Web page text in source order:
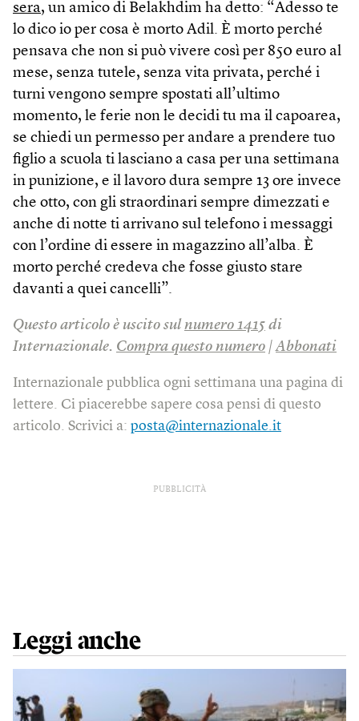
sera, un amico di Belakhdim ha detto: “Adesso te
lo dico io per cosa è morto Adil. È morto perché
pensava che non si può vivere così per 850 euro al
mese, senza tutele, senza vita privata, perché i
turni vengono sempre spostati all’ultimo
momento, le ferie non le decidi tu ma il capoarea,
se chiedi un permesso per andare a prendere tuo
figlio a scuola ti lasciano a casa per una settimana
in punizione, e il lavoro dura sempre 13 ore invece
che otto, con gli straordinari sempre dimezzati e
anche di notte ti arrivano sul telefono i messaggi
con l’ordine di essere in magazzino all’alba. È
morto perché credeva che fosse giusto stare
davanti a quei cancelli”.
Questo articolo è uscito sul numero 1415 di
Internazionale. Compra questo numero |Abbonati
Internazionale pubblica ogni settimana una pagina di
lettere. Ci piacerebbe sapere cosa pensi di questo
articolo. Scrivici a: posta@internazionale.it
PUBBLICITÀ
Leggi anche